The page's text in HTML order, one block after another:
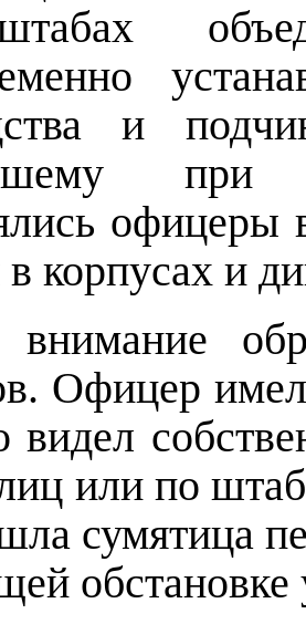
и
при
в корпусах и
внимание
Офицер
видел
или по
сумятица
обстановке